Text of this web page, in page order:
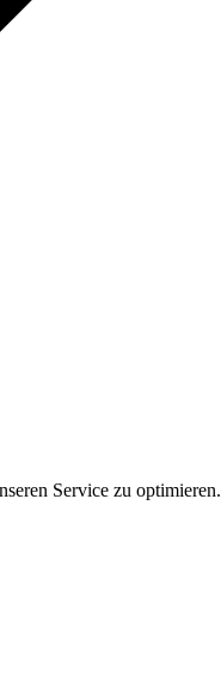
Service zu optimieren.